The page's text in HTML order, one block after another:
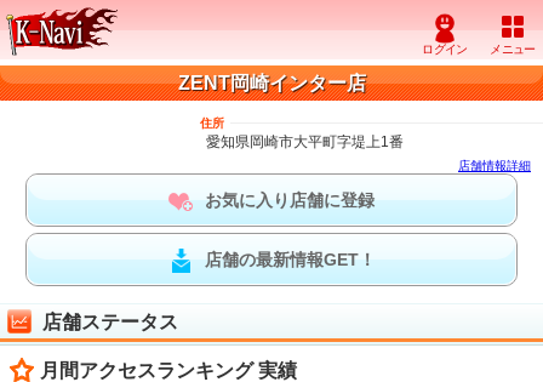
ZENT岡崎インター店
住所
愛知県岡崎市大平町字堤上1番
店舗情報詳細
お気に入り店舗に登録
店舗の最新情報GET！
店舗ステータス
月間アクセスランキング 実績